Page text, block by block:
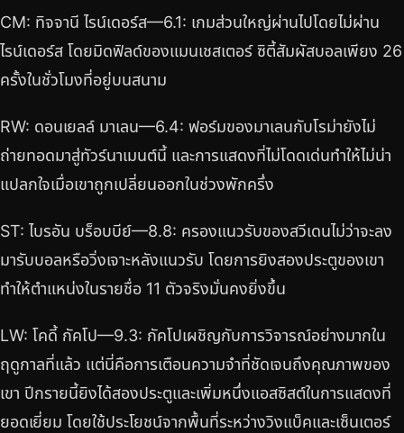
CM: ทิจจานี ไรน์เดอร์ส—6.1: เกมส่วนใหญ่ผ่านไปโดยไม่ผ่าน
ไรน์เดอร์ส โดยมิดฟิลด์ของแมนเชสเตอร์ ซิตี้สัมผัสบอลเพียง 26
ครั้งในชั่วโมงที่อยู่บนสนาม
RW: ดอนเยลล์ มาเลน—6.4: ฟอร์มของมาเลนกับโรม่ายังไม่
ถ่ายทอดมาสู่ทัวร์นาเมนต์นี้ และการแสดงที่ไม่โดดเด่นทำให้ไม่น่า
แปลกใจเมื่อเขาถูกเปลี่ยนออกในช่วงพักครึ่ง
ST: ไบรอัน บร็อบบีย์—8.8: ครองแนวรับของสวีเดนไม่ว่าจะลง
มารับบอลหรือวิ่งเจาะหลังแนวรับ โดยการยิงสองประตูของเขา
ทำให้ตำแหน่งในรายชื่อ 11 ตัวจริงมั่นคงยิ่งขึ้น
LW: โคดี้ กัคโป—9.3: กัคโปเผชิญกับการวิจารณ์อย่างมากใน
ฤดูกาลที่แล้ว แต่นี่คือการเตือนความจำที่ชัดเจนถึงคุณภาพของ
เขา ปีกรายนี้ยิงได้สองประตูและเพิ่มหนึ่งแอสซิสต์ในการแสดงที่
ยอดเยี่ยม โดยใช้ประโยชน์จากพื้นที่ระหว่างวิงแบ็คและเซ็นเตอร์